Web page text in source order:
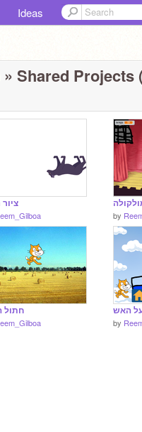
Ideas
» Shared Projects
by
חתול
by